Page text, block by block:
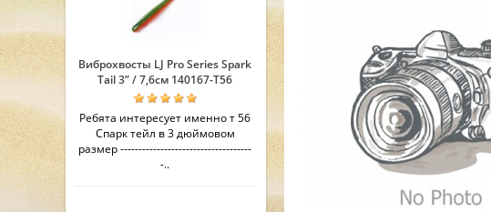
Виброхвосты LJ Pro Series Spark
Tail 3” / 7,6см 140167-T56
Ребята интересует именно т 56
Спарк тейл в 3 дюймовом
размер ------------------------------------
-..